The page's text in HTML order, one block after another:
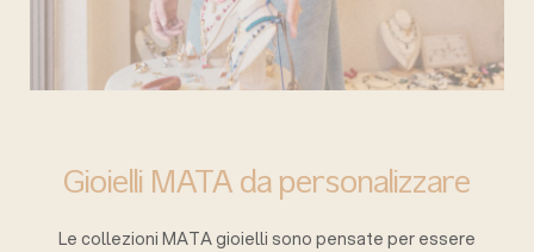
Gioielli MATA da personalizzare
Le collezioni MATA gioielli sono pensate per essere